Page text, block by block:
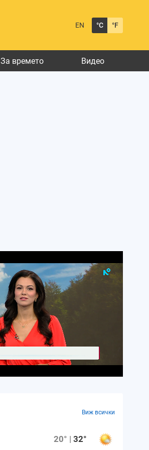
EN °C °F
За времето Видео
Виж всички
20° |32°